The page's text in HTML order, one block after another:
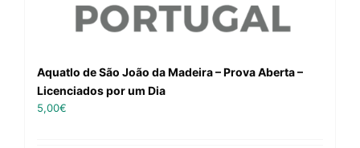
Aquatlo de São João da Madeira – Prova Aberta –
Licenciados por um Dia
5,00€